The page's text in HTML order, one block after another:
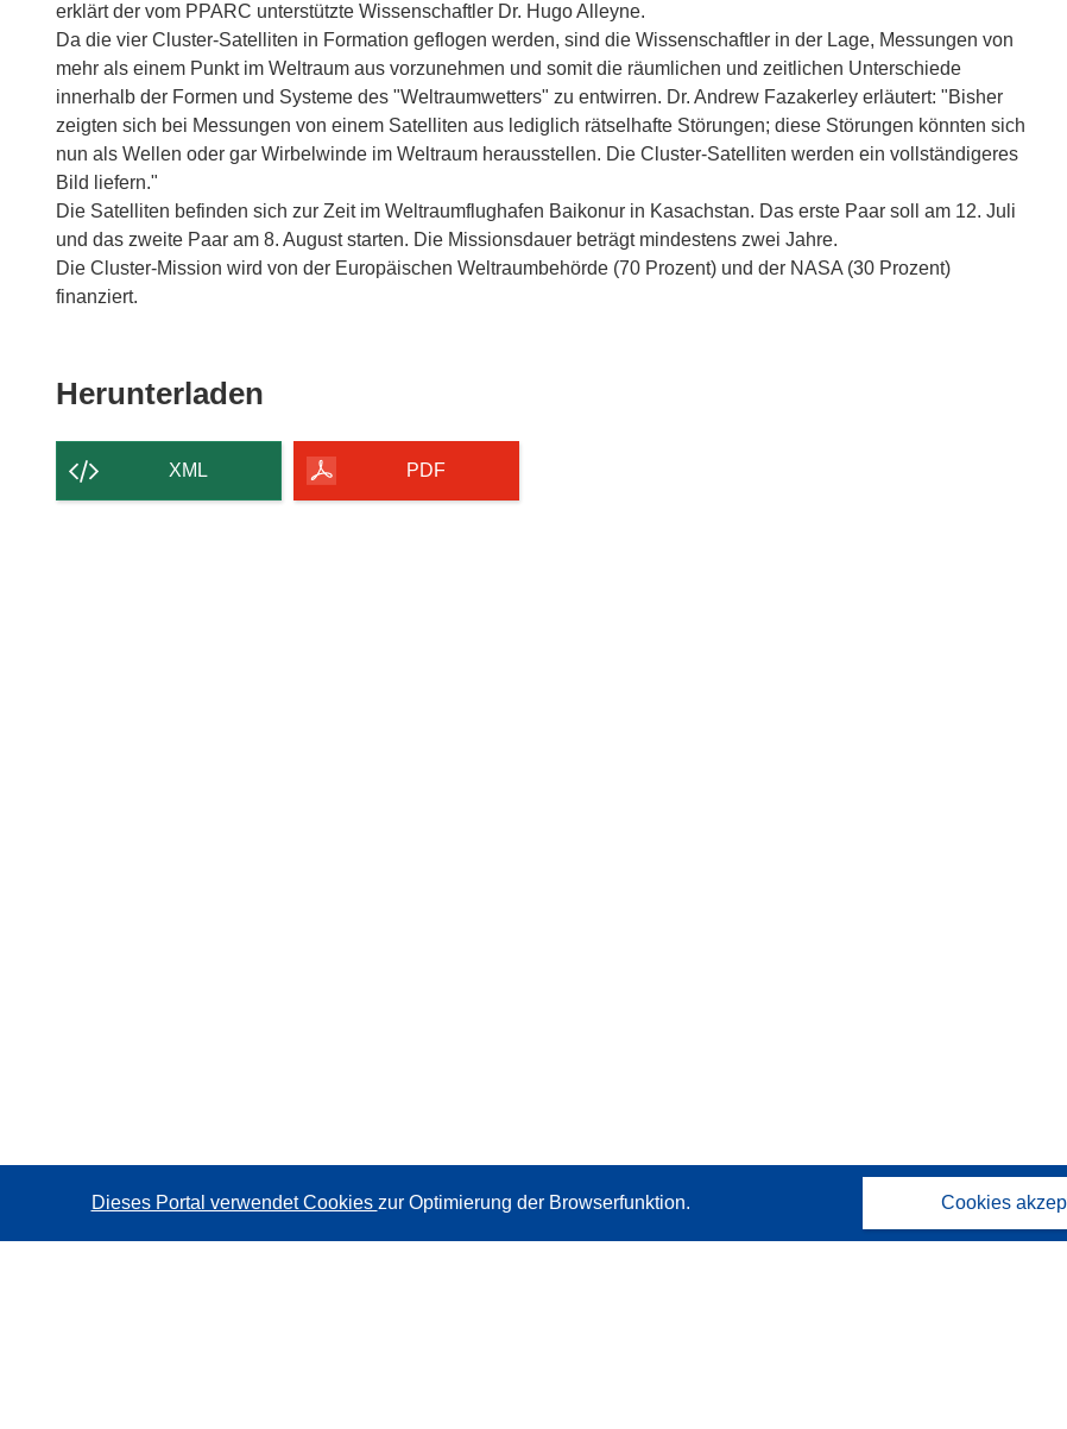
erklärt der vom PPARC unterstützte Wissenschaftler Dr. Hugo Alleyne.
Da die vier Cluster-Satelliten in Formation geflogen werden, sind die Wissenschaftler in der Lage, Messungen von
mehr als einem Punkt im Weltraum aus vorzunehmen und somit die räumlichen und zeitlichen Unterschiede
innerhalb der Formen und Systeme des "Weltraumwetters" zu entwirren. Dr. Andrew Fazakerley erläutert: "Bisher
zeigten sich bei Messungen von einem Satelliten aus lediglich rätselhafte Störungen; diese Störungen könnten sich
nun als Wellen oder gar Wirbelwinde im Weltraum herausstellen. Die Cluster-Satelliten werden ein vollständigeres
Bild liefern."
Die Satelliten befinden sich zur Zeit im Weltraumflughafen Baikonur in Kasachstan. Das erste Paar soll am 12. Juli
und das zweite Paar am 8. August starten. Die Missionsdauer beträgt mindestens zwei Jahre.
Die Cluster-Mission wird von der Europäischen Weltraumbehörde (70 Prozent) und der NASA (30 Prozent)
finanziert.
Herunterladen
Seite
XML PDF
Dieses Portal verwendet Cookies zur Optimierung der Browserfunktion. Cookies